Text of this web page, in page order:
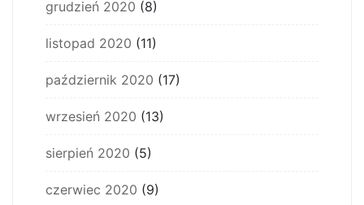
grudzień 2020 (8)
listopad 2020 (11)
październik 2020 (17)
wrzesień 2020 (13)
sierpień 2020 (5)
czerwiec 2020 (9)